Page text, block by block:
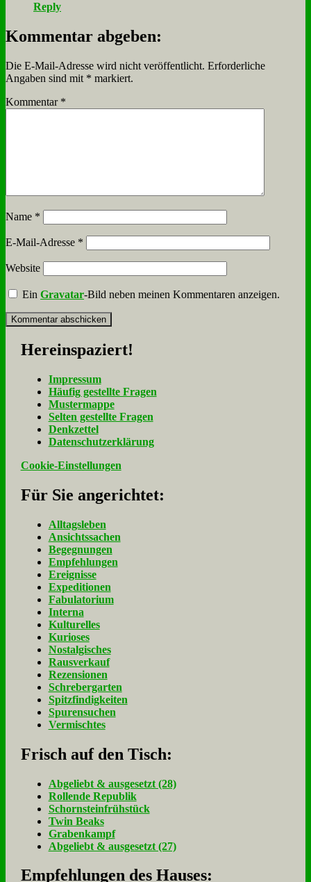
Reply
Kommentar abgeben:
Die E-Mail-Adresse wird nicht veröffentlicht. Erforderliche
Angaben sind mit * markiert.
Kommentar *
Name *
E-Mail-Adresse *
Website
EinGravatar-Bild neben meinen Kommentaren anzeigen.
Her­ein­spa­ziert!
Im­pres­sum
Häu­fig ge­stell­te Fra­gen
Mu­ster­map­pe
Sel­ten ge­stell­te Fra­gen
Denk­zet­tel
Da­ten­schutz­er­klä­rung
Cookie-Einstellungen
Für Sie an­ge­rich­tet:
Alltagsleben
Ansichtssachen
Begegnungen
Empfehlungen
Ereignisse
Expeditionen
Fabulatorium
Interna
Kulturelles
Kurioses
Nostalgisches
Rausverkauf
Rezensionen
Schrebergarten
Spitzfindigkeiten
Spurensuchen
Vermischtes
Frisch auf den Tisch:
Ab­ge­liebt & aus­ge­setzt (28)
Rol­len­de Re­pu­blik
Schorn­stein­früh­stück
Twin Beaks
Gra­ben­kampf
Ab­ge­liebt & aus­ge­setzt (27)
Empfehlungen des Hauses: